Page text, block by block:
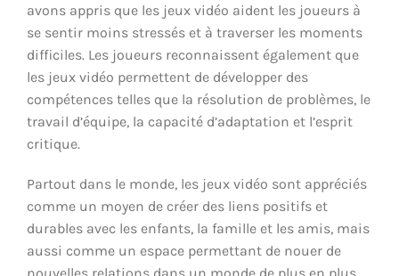
avons appris que les jeux vidéo aident les joueurs à
se sentir moins stressés et à traverser les moments
difficiles. Les joueurs reconnaissent également que
les jeux vidéo permettent de développer des
compétences telles que la résolution de problèmes, le
travail d’équipe, la capacité d’adaptation et l’esprit
critique.
Partout dans le monde, les jeux vidéo sont appréciés
comme un moyen de créer des liens positifs et
durables avec les enfants, la famille et les amis, mais
aussi comme un espace permettant de nouer de